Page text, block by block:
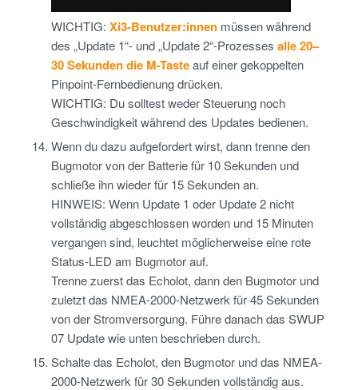
WICHTIG: Xi3-Benutzer:innenmüssen während
des „Update 1“- und „Update 2“-Prozesses alle 20–
30 Sekunden die M-Tasteauf einer gekoppelten
Pinpoint-Fernbedienung drücken.
WICHTIG: Du solltest weder Steuerung noch
Geschwindigkeit während des Updates bedienen.
Wenn du dazu aufgefordert wirst, dann trenne den
Bugmotor von der Batterie für 10 Sekunden und
schließe ihn wieder für 15 Sekunden an.
HINWEIS: Wenn Update 1 oder Update 2 nicht
vollständig abgeschlossen worden und 15 Minuten
vergangen sind, leuchtet möglicherweise eine rote
Status-LED am Bugmotor auf.
Trenne zuerst das Echolot, dann den Bugmotor und
zuletzt das NMEA-2000-Netzwerk für 45 Sekunden
von der Stromversorgung. Führe danach das SWUP
07 Update wie unten beschrieben durch.
Schalte das Echolot, den Bugmotor und das NMEA-
2000-Netzwerk für 30 Sekunden vollständig aus.